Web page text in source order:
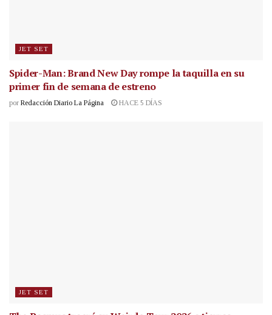
JET SET
Spider-Man: Brand New Day rompe la taquilla en su
primer fin de semana de estreno
por Redacción Diario La Página HACE 5 DÍAS
JET SET